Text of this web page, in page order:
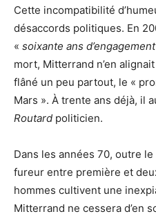
Cette incompatibilité
désaccords politiques. En
« soixante ans
mort, Mitterrand n’en
flâné un peu partout, le «
Mars ». À trente ans déjà, il
Routard politicien.
Dans les années 70, outre
fureur entre première et
hommes cultivent une
Mitterrand ne cessera d’en